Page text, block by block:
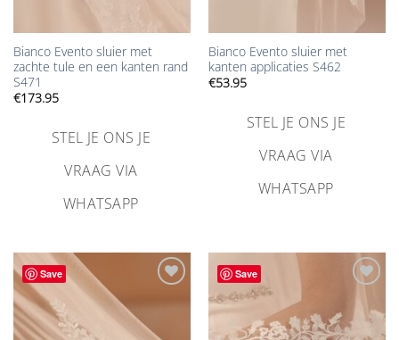
Bianco Evento sluier met
zachte tule en een kanten rand
S471
€173.95
STEL JE ONS JE
VRAAG VIA
WHATSAPP
Bianco Evento sluier met
kanten applicaties S462
€53.95
STEL JE ONS JE
VRAAG VIA
WHATSAPP
Save
verlanglijst
toevoegen
Save
verlanglijst
toevoegen